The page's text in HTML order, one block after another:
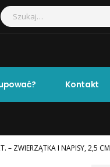
Kontakt
– ZWIERZĄTKA I NAPISY, 2,5 CM